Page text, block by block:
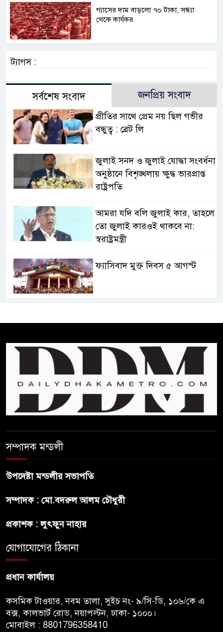
গ্যাসের দাম বাড়লো ৭০ টাকা, সন্ধ্যা
থেকে কার্যকর
ট্যাগস :
সর্বশেষ সংবাদ জনপ্রিয় সংবাদ
প্রীতির সাথে প্রেম নয় ছিল গভীর
বন্ধুত্ব : ব্রেট লি
জুলাই সনদ ও জুলাই যোদ্ধা সংবর্ধনা
অনুষ্ঠানে বিশৃঙ্খলায় ক্ষুদ্ধ ভারপ্রাপ্ত
রাষ্ট্রপতি
আমরা যদি বলি জুলাই কার, তাহলে
তো জুলাই কারওই থাকবে না:
স্বরাষ্ট্রমন্ত্রী
ফ্যাসিবাদ মুক্ত দিবস ৫ আগস্ট
ব্যবস্থা নিবে সরকার : প্রধানমন্ত্রীর
বাংলাদেশে বিনিয়োগ ও দক্ষ শ্রমিক
নিতে আগ্রহী সৌদি আরব
ব্রাজিলের ফুটবলারকে গুলি করে
রাজধানীর উত্তরখানে
পরিচ্ছন্নতাকর্মী-এলাকাবাসীর মধ্যে
সম্পাদক মন্ডলী
উপদেষ্টা মন্ডলীর সভাপতি
সম্পাদক : মো.বদরুল আলম চৌধুরী
প্রকাশক : লুৎফুন নাহার
যোগাযোগের ঠিকানা
প্রধান কার্যালয়
কসমিক টাওয়ার, নবম তালা, সুইচ নং- ৯/সি-ডি, ১০৬/কে এ
বক্স, কালভার্ট রোড, নয়াপল্টন, ঢাকা- ১০০০।
মোবাইল : 8801796358410